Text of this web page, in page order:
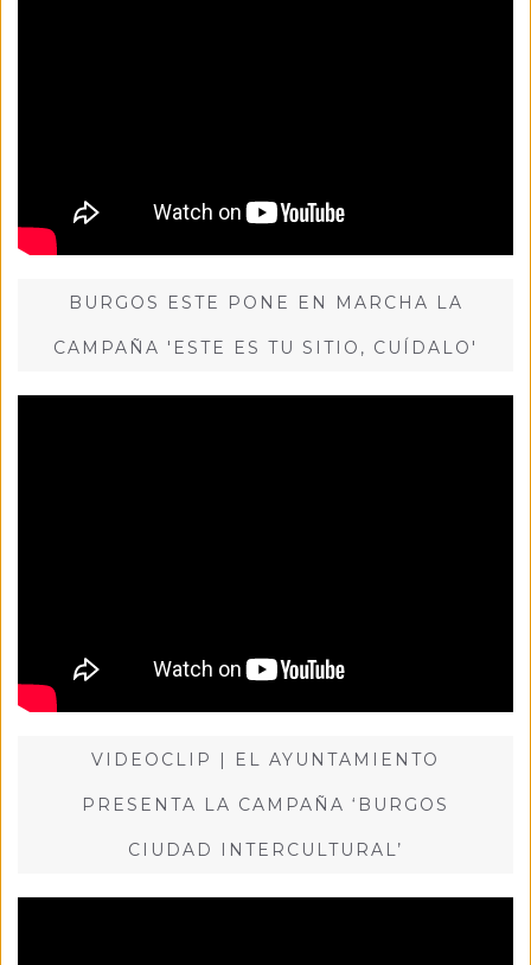
BURGOS ESTE PONE EN MARCHA LA
CAMPAÑA 'ESTE ES TU SITIO, CUÍDALO'
VIDEOCLIP | EL AYUNTAMIENTO
PRESENTA LA CAMPAÑA ‘BURGOS
CIUDAD INTERCULTURAL’